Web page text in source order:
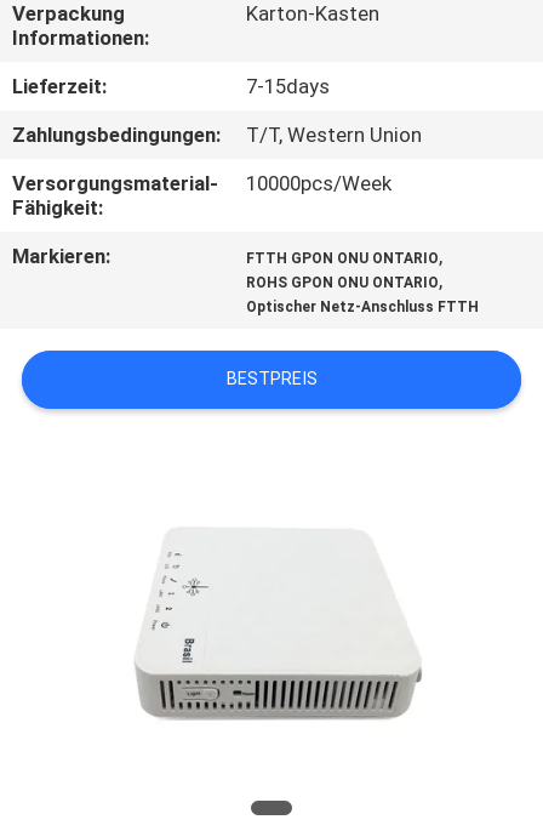
TRETEN
SIE
MIT
IN
VERBINDUNG
SIE
EIN
Verpackung
Informationen:
Karton-Kasten
Lieferzeit:
7-15days
Zahlungsbedingungen:
T/T, Western Union
Versorgungsmaterial-
Fähigkeit:
10000pcs/Week
Markieren: FTTH GPON ONU ONTARIO,
ROHS GPON ONU ONTARIO,
Optischer Netz-Anschluss FTTH
BESTPREIS